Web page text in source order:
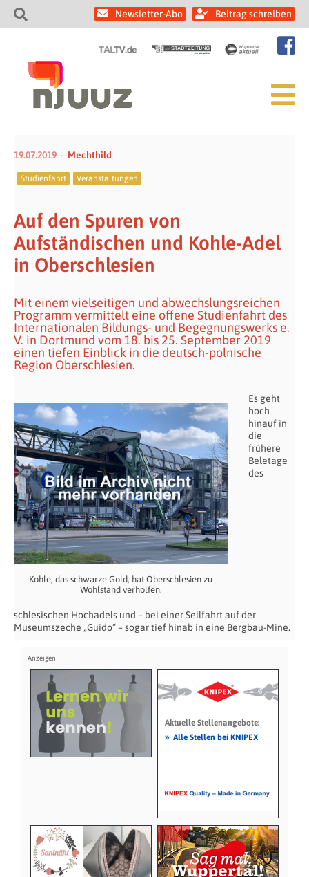
Newsletter-Abo Beitrag schreiben
19.07.2019 Mechthild
Studienfahrt Veranstaltungen
Auf den Spuren von
Aufständischen und Kohle-Adel
in Oberschlesien
Mit einem vielseitigen und abwechslungsreichen
Programm vermittelt eine offene Studienfahrt des
Internationalen Bildungs- und Begegnungswerks e.
V. in Dortmund vom 18. bis 25. September 2019
einen tiefen Einblick in die deutsch-polnische
Region Oberschlesien.
Kohle, das schwarze Gold, hat Oberschlesien zu
Wohlstand verholfen.
Es geht
hoch
hinauf in
die
frühere
Beletage
des
schlesischen Hochadels und – bei einer Seilfahrt auf der
Museumszeche „Guido“ – sogar tief hinab in eine Bergbau-Mine.
Aktuelle Stellenangebote:
» Alle Stellen bei KNIPEX